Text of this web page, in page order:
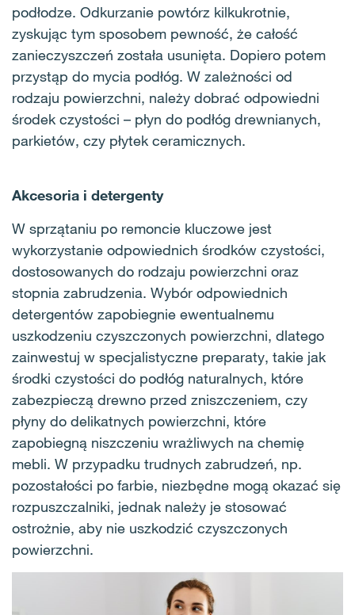
podłodze. Odkurzanie powtórz kilkukrotnie,
zyskując tym sposobem pewność, że całość
zanieczyszczeń została usunięta. Dopiero potem
przystąp do mycia podłóg. W zależności od
rodzaju powierzchni, należy dobrać odpowiedni
środek czystości – płyn do podłóg drewnianych,
parkietów, czy płytek ceramicznych.
Akcesoria i detergenty
W sprzątaniu po remoncie kluczowe jest
wykorzystanie odpowiednich środków czystości,
dostosowanych do rodzaju powierzchni oraz
stopnia zabrudzenia. Wybór odpowiednich
detergentów zapobiegnie ewentualnemu
uszkodzeniu czyszczonych powierzchni, dlatego
zainwestuj w specjalistyczne preparaty, takie jak
środki czystości do podłóg naturalnych, które
zabezpieczą drewno przed zniszczeniem, czy
płyny do delikatnych powierzchni, które
zapobiegną niszczeniu wrażliwych na chemię
mebli. W przypadku trudnych zabrudzeń, np.
pozostałości po farbie, niezbędne mogą okazać się
rozpuszczalniki, jednak należy je stosować
ostrożnie, aby nie uszkodzić czyszczonych
powierzchni.